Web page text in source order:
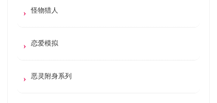
怪物猎人
恋爱模拟
恶灵附身系列